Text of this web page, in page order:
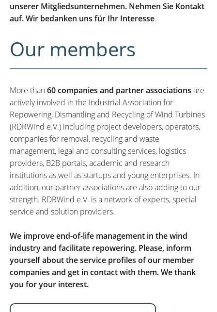
unserer Mitgliedsunternehmen. Nehmen Sie Kontakt
auf. Wir bedanken uns für Ihr Interesse.
Our members
More than60 companies and partner associations are
actively involved in the Industrial Association for
Repowering, Dismantling and Recycling of Wind Turbines
(RDRWind e.V.) including project developers, operators,
companies for removal, recycling and waste
management, legal and consulting services, logistics
providers, B2B portals, academic and research
institutions as well as startups and young enterprises. In
addition, our partner associations are also adding to our
strength. RDRWind e.V. is a network of experts, special
service and solution providers.
We improve end-of-life management in the wind
industry and facilitate repowering. Please, inform
yourself about the service profiles of our member
companies and get in contact with them. We thank
you for your interest.